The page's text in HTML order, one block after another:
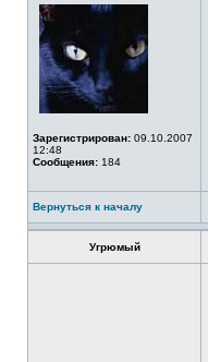
Зарегистрирован: 09.10.2007
12:48
Сообщения: 184
Вернуться к началу
Угрюмый